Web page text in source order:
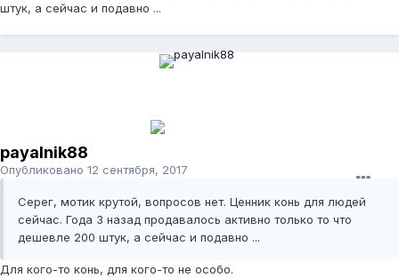
штук, а сейчас и подавно ...
payalnik88
Опубликовано 12 сентября, 2017
Серег, мотик крутой, вопросов нет. Ценник конь для людей
сейчас. Года 3 назад продавалось активно только то что
дешевле 200 штук, а сейчас и подавно ...
Для кого-то конь, для кого-то не особо.